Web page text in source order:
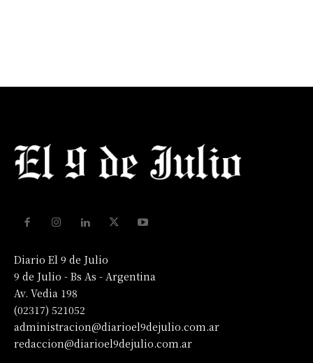
Diario El 9 de Julio
9 de Julio - Bs As - Argentina
Av. Vedia 198
(02317) 521052
administracion@diarioel9dejulio.com.ar
redaccion@diarioel9dejulio.com.ar